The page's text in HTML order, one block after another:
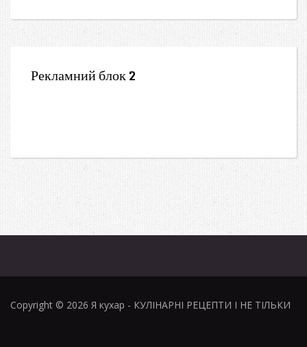
Рекламний блок 2
Copyright © 2026 Я кухар - КУЛІНАРНІ РЕЦЕПТИ І НЕ ТІЛЬКИ